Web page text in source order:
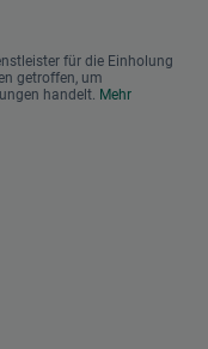
für die Einholung
getroffen, um
handelt. Mehr